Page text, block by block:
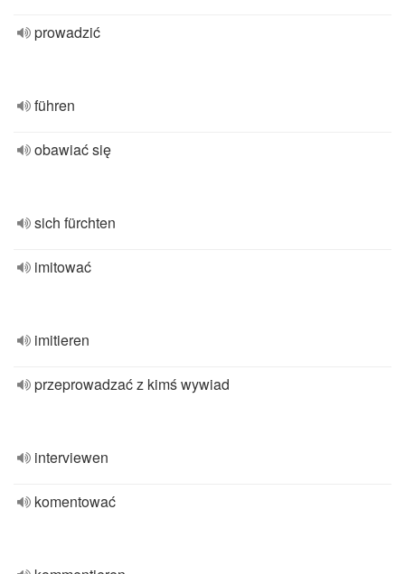
prowadzić
führen
obawiać się
sich fürchten
imitować
imitieren
przeprowadzać z kimś wywiad
interviewen
komentować